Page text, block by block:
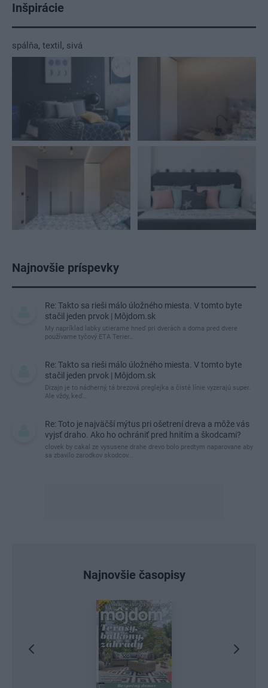
Inšpirácie
spálňa, textil , sivá
Najnovšie príspevky
Re: Takto sa rieši málo úložného miesta. V tomto byte
stačil jeden prvok | Môjdom.sk
My napríklad labky utierame hneď pri dverách a doma pred dvere
používame tyčový ETA Terier…
Re: Takto sa rieši málo úložného miesta. V tomto byte
stačil jeden prvok | Môjdom.sk
Dizajn je to nádherný, tá brezová preglejka a čisté línie vyzerajú super.
Ale vždy, keď…
Re: Toto je najväčší mýtus pri ošetrení dreva a môže vás
vyjsť draho. Ako ho ochrániť pred hnitím a škodcami?
clovek by cakal ze vysusene drahe drevo bolo predtym naparovane aby
sa zbavilo zarodkov skodcov...
Najnovšie časopisy